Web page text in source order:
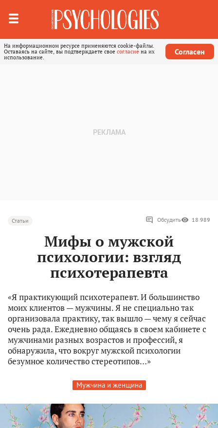
На информационном ресурсе применяются cookie-файлы.
Оставаясь на сайте, вы подтверждаете свое согласие на их
использование.
Согласен
Статьи Обсудить 18 989
Мифы о мужской
психологии: взгляд
психотерапевта
«Я практикующий психотерапевт. И большинство
моих клиентов — мужчины. Я не специально так
организовала практику, так вышло — чему я сейчас
очень рада. Ежедневно общаясь в своем кабинете с
мужчинами разных возрастов и профессий, я
обнаружила, что вокруг мужской психологии
безумное количество стереотипов…»
Мужчина и женщина